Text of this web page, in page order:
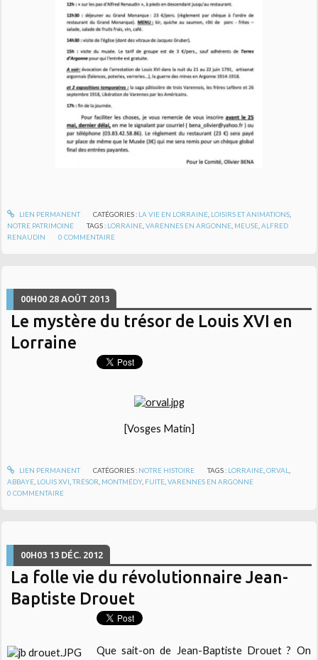
LIEN PERMANENT CATÉGORIES : LA VIE EN LORRAINE, LOISIRS ET ANIMATIONS,
NOTRE PATRIMOINE
TAGS : LORRAINE ,VARENNES EN ARGONNE MEUSE ,ALFRED
RENAUDIN
0 COMMENTAIRE
00H00 28 AOÛT 2013
Le mystère du trésor de Louis XVI en
Lorraine
[Vosges Matin]
LIEN PERMANENT CATÉGORIES : NOTRE HISTOIRE TAGS : LORRAINE ,ORVAL
ABBAYE LOUIS XVI ,TRÉSOR MONTMÉDY, FUITE ,VARENNES EN ARGONNE
0 COMMENTAIRE
00H03 13 DÉC. 2012
La folle vie du révolutionnaire Jean-
Baptiste Drouet
Que sait-on de Jean-Baptiste Drouet ? On